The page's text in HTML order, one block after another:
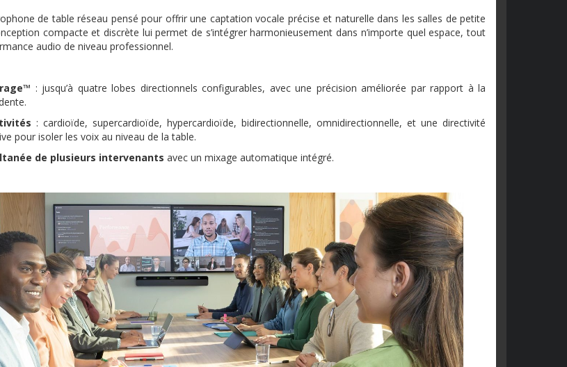
de table réseau pensé pour offrir une captation vocale précise et naturelle dans les salles de petite
compacte et discrète lui permet de s’intégrer harmonieusement dans n’importe quel espace, tout
audio de niveau professionnel.
: jusqu’à quatre lobes directionnels configurables, avec une précision améliorée par rapport à la
: cardioïde, supercardioïde, hypercardioïde, bidirectionnelle, omnidirectionnelle, et une directivité
pour isoler les voix au niveau de la table.
de plusieurs intervenants avec un mixage automatique intégré.